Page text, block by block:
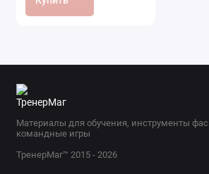
Материалы для обучения, инструменты
командные игры
ТренерМаг™ 2015 - 2026